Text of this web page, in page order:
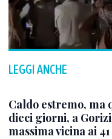
LEGGI ANCHE
Caldo estremo,
dieci giorni, a
massima vicina ai